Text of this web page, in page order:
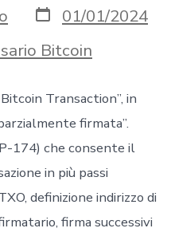
Data
articolo
01/01/2024
Bitcoin
Transaction”, in
firmata”.
174) che consente il
in più passi
definizione indirizzo di
firma successivi